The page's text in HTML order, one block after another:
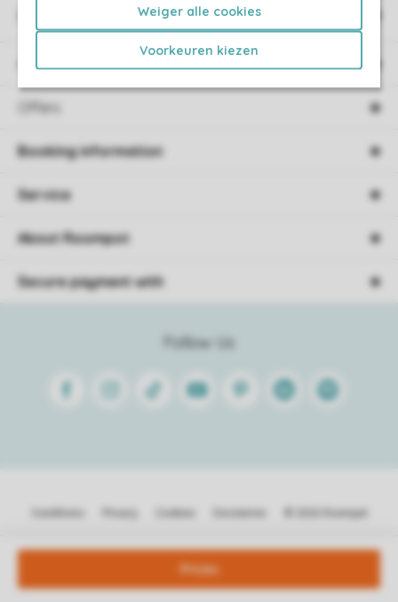
Weiger alle cookies
Voorkeuren kiezen
Prices
Special accommodations
Accommodations
Offers
Follow Us
FacebookInstagram
Tiktok Youtube PinterestLinkedinSpotify
Booking information
Service
About Roompot
Secure payment with